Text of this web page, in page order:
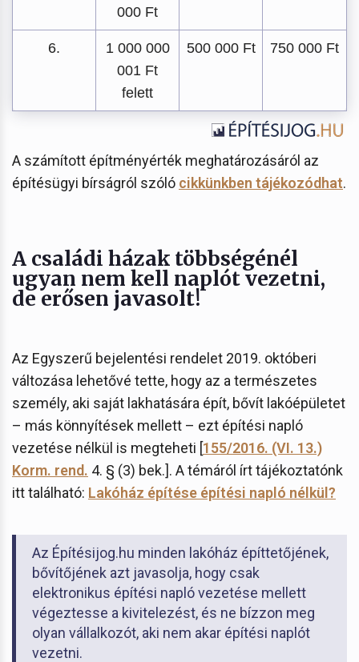
000 Ft
6.
1 000 000
001 Ft
felett
500 000 Ft 750 000 Ft
A számított építményérték meghatározásáról az
építésügyi bírságról szóló cikkünkben tájékozódhat.
A családi házak többségénél
ugyan nem kell naplót vezetni,
de erősen javasolt!
Az Egyszerű bejelentési rendelet 2019. októberi
változása lehetővé tette, hogy az a természetes
személy, aki saját lakhatására épít, bővít lakóépületet
– más könnyítések mellett – ezt építési napló
vezetése nélkül is megteheti [155/2016. (VI. 13.)
Korm. rend. 4. § (3) bek.]. A témáról írt tájékoztatónk
itt található: Lakóház építése építési napló nélkül?
Az Építésijog.hu minden lakóház építtetőjének,
bővítőjének azt javasolja, hogy csak
elektronikus építési napló vezetése mellett
végeztesse a kivitelezést, és ne bízzon meg
olyan vállalkozót, aki nem akar építési naplót
vezetni.